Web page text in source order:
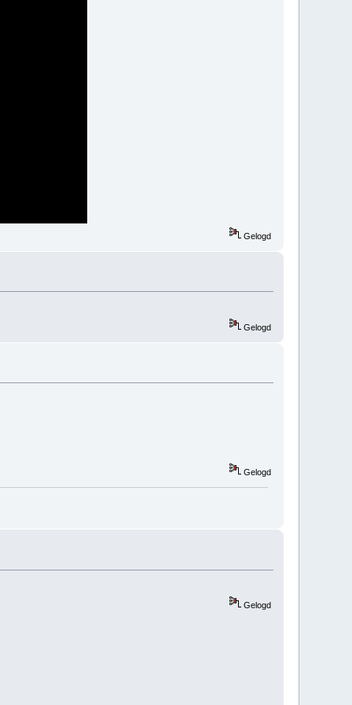
Gelogd
Gelogd
Gelogd
Gelogd